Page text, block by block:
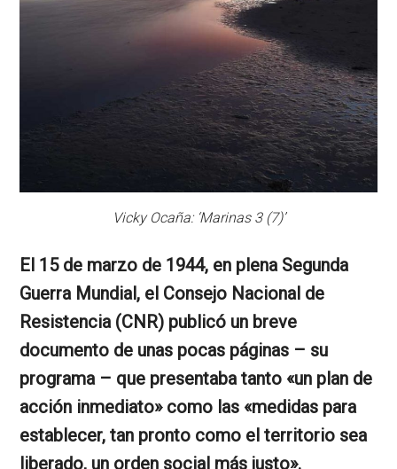
Vicky Ocaña: ‘Marinas 3 (7)’
El 15 de marzo de 1944, en plena Segunda
Guerra Mundial, el Consejo Nacional de
Resistencia (CNR) publicó un breve
documento de unas pocas páginas – su
programa – que presentaba tanto «un plan de
acción inmediato» como las «medidas para
establecer, tan pronto como el territorio sea
liberado, un orden social más justo».